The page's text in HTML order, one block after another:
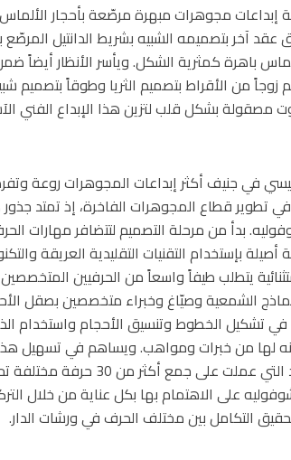
مجوهرات مبهرة مرصّعة بأحجار الألماس
عقد آخر بتصميمه الشبيه بشريط الدانتيل المرصّع
باهرة كمثرية الشكل. ويأسر الأنظار
زوجاً من الأقراط بتصميم الثريا وطوقاً بتصميم
مصقولة بشكل قلب لتزين هذا الإبداع الفني
في جنيف أكثر إبداعات المجوهرات روعة
تطوير قطاع المجوهرات الفاخرة، إذ تمتد
بدأ من مرحلة التصميم لتتضافر مهارات
بإستخدام التقنيات التقليدية العريقة
يتطلب طيفاً واسعاً من الحرفيين
الشمعية وصيّاغ وخبراء متخصصين بصقل
تشكيل الخطوط وتنسيق الأحجام واستخدام
لها من خبرات ومواهب. ويساهم في تسهيل
المواهب مساعي دار شوبارد
على الاهتمام بها بكل عناية من خلال
التكامل بين مختلف الحرف في ورشات الدار.